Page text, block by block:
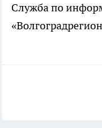
Служба по